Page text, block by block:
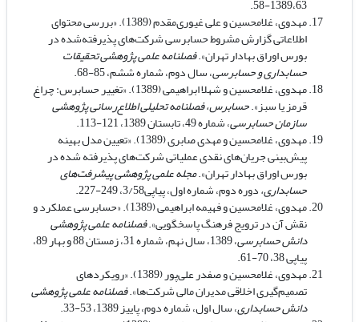
1389،63-58.
مهدوی، غلامحسین و علی غیوری‌مقدم (1389). «بررسی محتوای
اطلاعاتی گزارش مشروط حسابرسی شرکت‌های پذیرفته‌شده در
بورس اوراق بهادار تهران».فصلنامه علمی پژوهشی تحقیقات
حسابداری و حسابرسی، سال دوم، شماره ششم، 85-68.
مهدوی، غلامحسین و شهلا ابراهیمی (1389). «تغییر حسابرس: چراغ
قرمز یا سبز».حسابرس، فصلنامه تحلیلی اطلاع‌رسانی پژوهشی
سازمان حسابرسی، شماره 49، تابستان 1389، 121-113.
مهدوی، غلامحسین و مهدی صابری (1389). «تعیین مدل بهینه
پیش‌بینی جریان‌های نقدی عملیاتی شرکت‌های پذیرفته شده در
بورس اوراق بهادار تهران».مجله علمی پژوهشی پیشرفت‌های
حسابداری،دوره دوم، شماره اول،پیاپی3/58، 249-227.
مهدوی، غلامحسین و فهیمه ابراهیمی (1389). «حسابرسی عملکرد و
نقش آن در ترویج فرهنگ پاسخگویی».فصلنامه علمی پژوهشی
دانش حسابرسی ، 1389، سال نهم، شماره 31، زمستان 88 و بهار 89،
پیاپی 38، 70-61.
مهدوی، غلامحسین و صفدر علی‌پور (1389). «رویکردهای
تصمیم‌گیری اخلاقی مدیران مالی شرکت‌ها».فصلنامه علمی پژوهشی
دانش حسابداری، سال اول، شماره دوم، پاییز 1389، 53-33.